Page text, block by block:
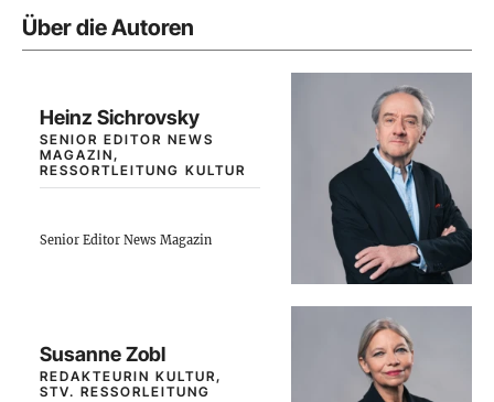
Über die Autoren
Heinz Sichrovsky
SENIOR EDITOR NEWS
MAGAZIN,
RESSORTLEITUNG KULTUR
Senior Editor News Magazin
Susanne Zobl
REDAKTEURIN KULTUR,
STV. RESSORLEITUNG